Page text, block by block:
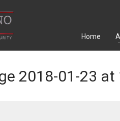
Home
2018-01-23 at